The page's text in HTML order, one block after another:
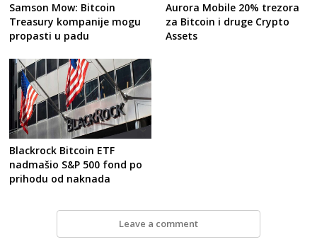
Samson Mow: Bitcoin
Treasury kompanije mogu
propasti u padu
Aurora Mobile 20% trezora
za Bitcoin i druge Crypto
Assets
Blackrock Bitcoin ETF
nadmašio S&P 500 fond po
prihodu od naknada
Leave a comment